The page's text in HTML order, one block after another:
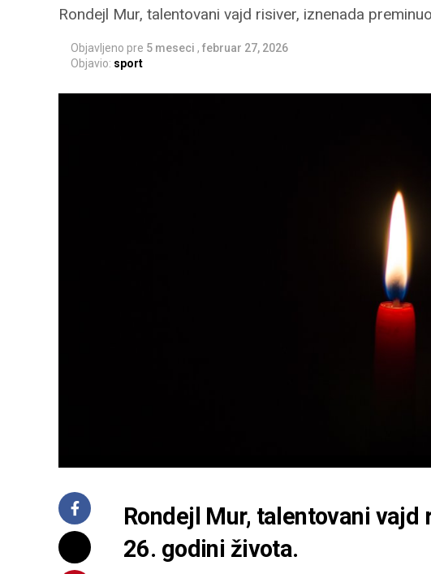
Rondejl Mur, talentovani vajd risiver, iznenada
Objavljeno pre 5 meseci , februar 27, 2026
Objavio: sport
Rondejl Mur, talentovani
26. godini života.